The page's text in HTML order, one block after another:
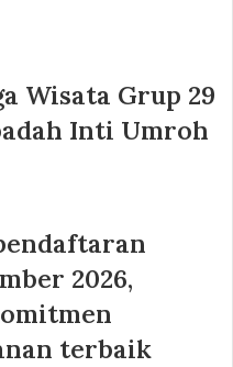
Wisata Grup 29
Inti Umroh
2026,
terbaik